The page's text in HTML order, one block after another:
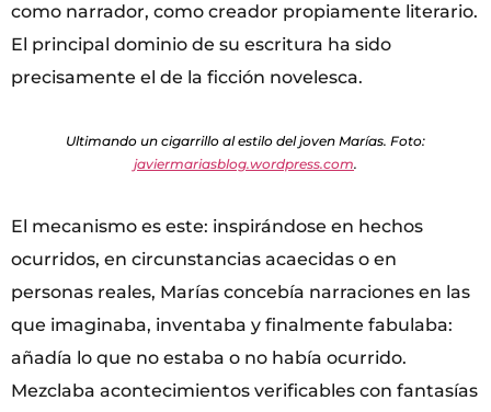
como narrador, como creador propiamente literario.
El principal dominio de su escritura ha sido
precisamente el de la ficción novelesca.
Ultimando un cigarrillo al estilo del joven Marías. Foto:
javiermariasblog.wordpress.com.
El mecanismo es este: inspirándose en hechos
ocurridos, en circunstancias acaecidas o en
personas reales, Marías concebía narraciones en las
que imaginaba, inventaba y finalmente fabulaba:
añadía lo que no estaba o no había ocurrido.
Mezclaba acontecimientos verificables con fantasías